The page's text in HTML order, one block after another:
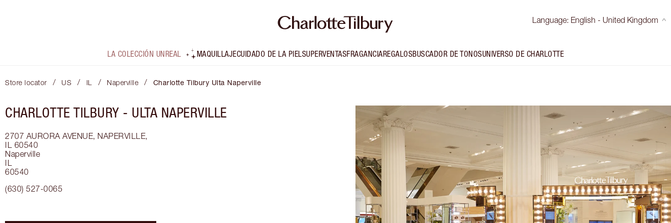
Language: English - United Kingdom
LA COLECCIÓN UNREAL MAQUILLAJECUIDADO DE LA PIELSUPERVENTASFRAGANCIAREGALOSBUSCADOR DE TONOSUNIVERSO DE CHARLOTTE
Store locator / US / IL / Naperville / Charlotte Tilbury Ulta Naperville
CHARLOTTE TILBURY - ULTA NAPERVILLE
2707 AURORA AVENUE, NAPERVILLE,
IL 60540
Naperville
IL
60540
(630) 527-0065